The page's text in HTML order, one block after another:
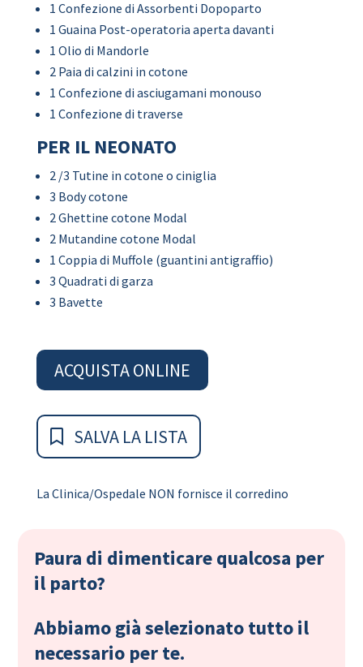
1 Confezione di Assorbenti Dopoparto
1 Guaina Post-operatoria aperta davanti
1 Olio di Mandorle
2 Paia di calzini in cotone
1 Confezione di asciugamani monouso
1 Confezione di traverse
PER IL NEONATO
2 /3 Tutine in cotone o ciniglia
3 Body cotone
2 Ghettine cotone Modal
2 Mutandine cotone Modal
1 Coppia di Muffole (guantini antigraffio)
3 Quadrati di garza
3 Bavette
ACQUISTA ONLINE
SALVA LA LISTA
La Clinica/Ospedale NON fornisce il corredino
Paura di dimenticare qualcosa per
il parto?
Abbiamo già selezionato tutto il
necessario per te.